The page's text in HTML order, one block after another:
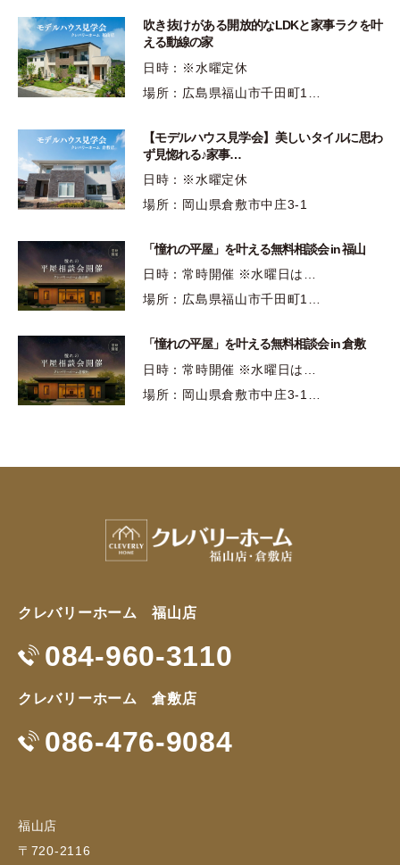
吹き抜けがある開放的なLDKと家事ラクを叶
える動線の家
日時：※水曜定休
場所：広島県福山市千田町1…
【モデルハウス見学会】美しいタイルに思わ
ず見惚れる♪家事…
日時：※水曜定休
場所：岡山県倉敷市中庄3-1
「憧れの平屋」を叶える無料相談会 in 福山
日時：常時開催 ※水曜日は…
場所：広島県福山市千田町1…
「憧れの平屋」を叶える無料相談会 in 倉敷
日時：常時開催 ※水曜日は…
場所：岡山県倉敷市中庄3-1…
クレバリーホーム 福山店
084-960-3110
クレバリーホーム 倉敷店
086-476-9084
福山店
〒720-2116